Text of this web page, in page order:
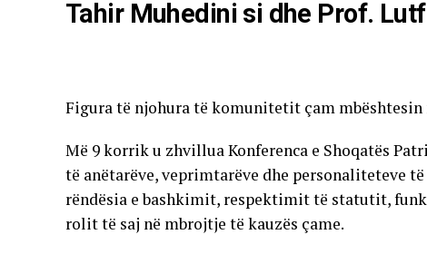
Tahir Muhedini si dhe Prof.
Figura të njohura të komunitetit çam
Më 9 korrik u zhvillua Konferenca e Shoqatës
të anëtarëve, veprimtarëve dhe personaliteteve
rëndësia e bashkimit, respektimit të statutit,
rolit të saj në mbrojtje të kauzës çame.